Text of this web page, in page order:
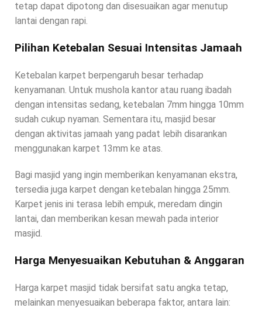
tetap dapat dipotong dan disesuaikan agar menutup
lantai dengan rapi.
Pilihan Ketebalan Sesuai Intensitas Jamaah
Ketebalan karpet berpengaruh besar terhadap
kenyamanan. Untuk mushola kantor atau ruang ibadah
dengan intensitas sedang, ketebalan 7mm hingga 10mm
sudah cukup nyaman. Sementara itu, masjid besar
dengan aktivitas jamaah yang padat lebih disarankan
menggunakan karpet 13mm ke atas.
Bagi masjid yang ingin memberikan kenyamanan ekstra,
tersedia juga karpet dengan ketebalan hingga 25mm.
Karpet jenis ini terasa lebih empuk, meredam dingin
lantai, dan memberikan kesan mewah pada interior
masjid.
Harga Menyesuaikan Kebutuhan & Anggaran
Harga karpet masjid tidak bersifat satu angka tetap,
melainkan menyesuaikan beberapa faktor, antara lain: